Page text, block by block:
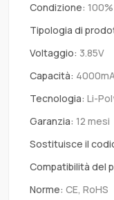
Condizione:
Tipologia di
Voltaggio: 3.85V
Capacità:
Tecnologia: Li-
Garanzia: 12 mesi
Sostituisce il
Compatibilità del
Norme: CE, RoHS